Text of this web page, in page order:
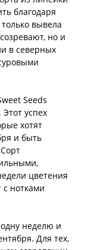
благодаря
вывела
но и
в северных
Seeds
успех
хотят
и быть
цветения
нотками
неделю и
Для тех,